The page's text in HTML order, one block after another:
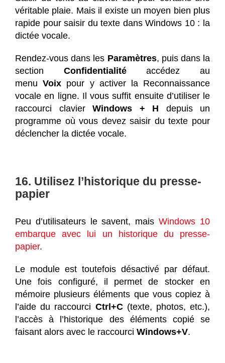
véritable plaie. Mais il existe un moyen bien plus
rapide pour saisir du texte dans Windows 10 : la
dictée vocale.
Rendez-vous dans les Paramètres, puis dans la
section Confidentialitéaccédez au
menuVoix pour y activer la Reconnaissance
vocale en ligne. Il vous suffit ensuite d’utiliser le
raccourci clavier Windows + H depuis un
programme où vous devez saisir du texte pour
déclencher la dictée vocale.
16. Utilisez l’historique du presse-
papier
Peu d’utilisateurs le savent, maisWindows 10
embarque avec lui un historique du presse-
papier.
Le module est toutefois désactivé par défaut.
Une fois configuré, il permet de stocker en
mémoire plusieurs éléments que vous copiez à
l’aide du raccourci Ctrl+C(texte, photos, etc.),
l’accès à l’historique des éléments copié se
faisant alors avec le raccourci Windows+V.